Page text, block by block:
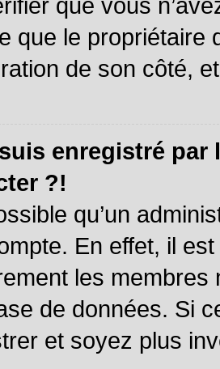
que le propriétaire
de son côté,
enregistré par
?!
qu’un
En effet, il
les
de données. Si
et soyez plus